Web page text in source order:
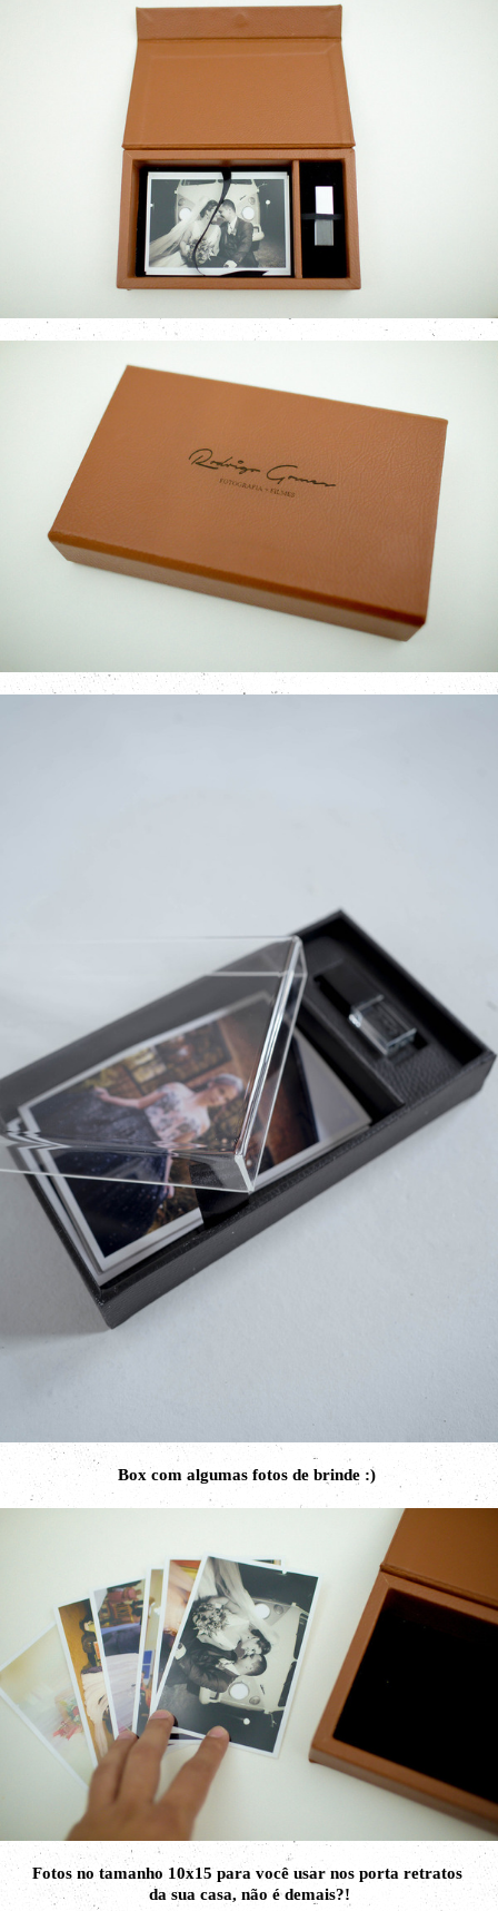
Box com algumas fotos de brinde :)
Fotos no tamanho 10x15 para você usar nos porta retratos
da sua casa, não é demais?!